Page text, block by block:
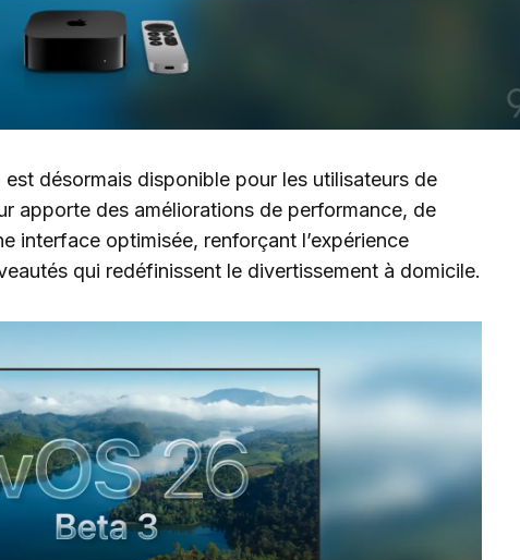
est désormais disponible pour les utilisateurs de
apporte des améliorations de performance, de
interface optimisée, renforçant l’expérience
qui redéfinissent le divertissement à domicile.